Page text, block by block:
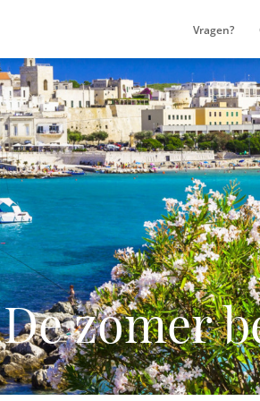
Vragen?
zomer